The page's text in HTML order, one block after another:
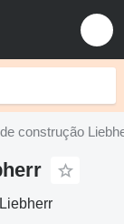
construção